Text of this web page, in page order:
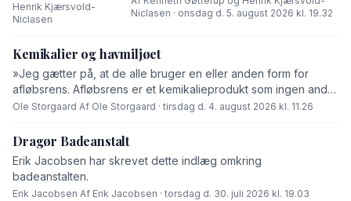
Henrik Kjærsvold-
Niclasen
·
Niclasen · onsdag d. 5. august 2026 kl. 19.32
Kemikalier og havmiljøet
»Jeg gætter på, at de alle bruger en eller anden form for
afløbsrens. Afløbsrens er et kemikalieprodukt som ingen andre
end fabrikanten ved hvad består af,« skriver Ole Storgaard i
Ole Storgaard·Af Ole Storgaard · tirsdag d. 4. august 2026 kl. 11.26
Dragør Badeanstalt
Erik Jacobsen har skrevet dette indlæg omkring
badeanstalten.
Erik Jacobsen·Af Erik Jacobsen · torsdag d. 30. juli 2026 kl. 19.03